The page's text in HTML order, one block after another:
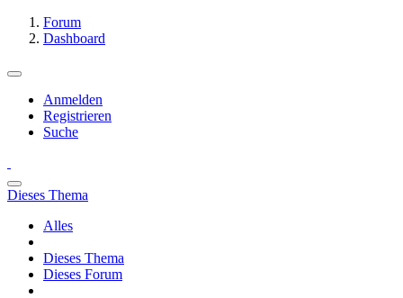
Forum
Dashboard
Anmelden
Registrieren
Suche
Dieses Thema
Alles
Dieses Thema
Dieses Forum